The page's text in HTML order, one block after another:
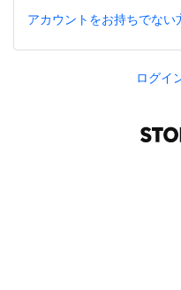
アカウントをお持ちでない
ログイ